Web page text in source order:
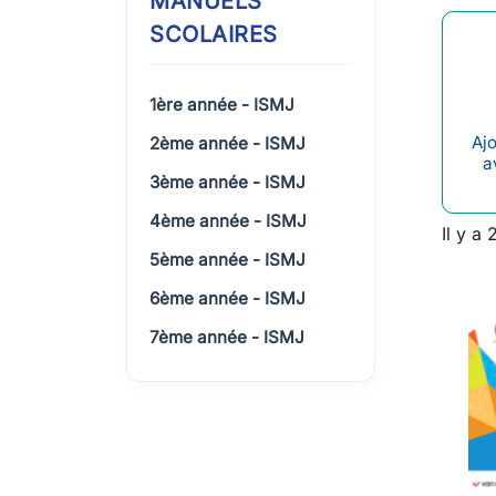
SCOLAIRES
1ère année - ISMJ
2ème année - ISMJ
3ème année - ISMJ
4ème année - ISMJ
5ème année - ISMJ
6ème année - ISMJ
7ème année - ISMJ
Il y a